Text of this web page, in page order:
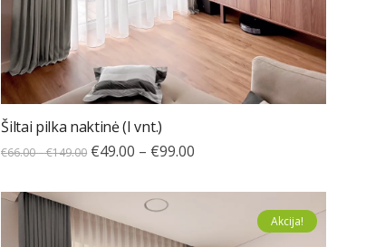
Šiltai pilka naktinė (I vnt.)
€66.00–€149.00 €49.00 – €99.00
Akcija!